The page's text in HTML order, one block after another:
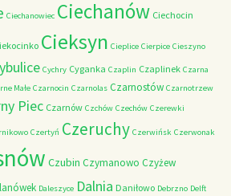
Ciechanowiec Ciechanów Ciechocin
Cieksyn Cieplice Cierpice Cieszyno
Cychry Cyganka Czaplin Czaplinek Czarna
Małe Czarnocin Czarnolas Czarnostów Czarnotrzew
Piec Czarnów Czchów Czechów Czerewki
Czertyń Czeruchy Czerwińsk Czerwonak
Czubin Czymanowo Czyżew
Daleszyce Dalnia Daniłowo Debrzno Delft